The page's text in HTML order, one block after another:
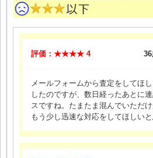
評価：★★★★ 4
メールフォームから査定をしてほ
したのですが、数日経ったあとに
スですね。たまたま混んでいただけ
もう少し迅速な対応をしてほしいと